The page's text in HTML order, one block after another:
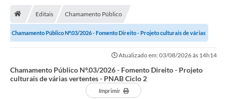
CIPA 2026-2027
Editais Chamamento Público
Chamamento Público Nº.03/2026 - Fomento Direito - Projeto culturais de várias
Atualizado em: 03/08/2026 às 14h14
Chamamento Público Nº.03/2026 - Fomento Direito - Projeto
culturais de várias vertentes - PNAB Ciclo 2
Imprimir